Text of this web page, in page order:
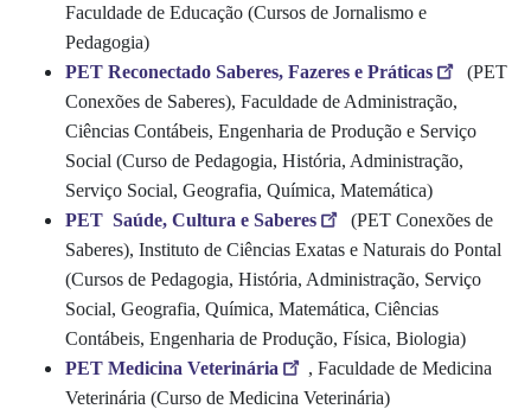
Faculdade de Educação (Cursos de Jornalismo e
Pedagogia)
PET Reconectado Saberes, Fazeres e Práticas
(PET
Conexões de Saberes), Faculdade de Administração,
Ciências Contábeis, Engenharia de Produção e Serviço
Social (Curso de Pedagogia, História, Administração,
Serviço Social, Geografia, Química, Matemática)
PET Saúde, Cultura e Saberes
(PET Conexões de
Saberes), Instituto de Ciências Exatas e Naturais do Pontal
(Cursos de Pedagogia, História, Administração, Serviço
Social, Geografia, Química, Matemática, Ciências
Contábeis, Engenharia de Produção, Física, Biologia)
PET Medicina Veterinária
, Faculdade de Medicina
Veterinária (Curso de Medicina Veterinária)